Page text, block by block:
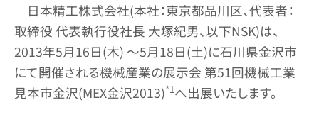
日本精工株式会社(本社：東京都品川区、代表者：
取締役 代表執行役社長 大塚紀男、以下NSK)は、
2013年5月16日(木) ～5月18日(土)に石川県金沢市
にて開催される機械産業の展示会 第51回機械工業
見本市金沢(MEX金沢2013)*1へ出展いたします。